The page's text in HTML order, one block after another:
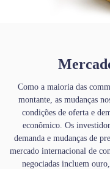
Como a maioria das
montante, as mudanças
condições de oferta e
econômico. Os
demanda e mudanças de
mercado internacional de
negociadas incluem